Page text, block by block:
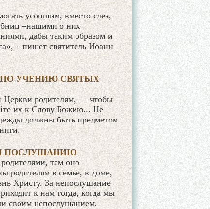
усопшим, вместо слез,
–нашими о них
дабы таким образом и
– пишет святитель Иоанн
УЧЕНИЮ СВЯТЫХ
Церкви родителям, — чтобы
их к Слову Божию... Не
должны быть предметом
ПОСЛУШАНИЮ
там оно
родителям в семье, в доме,
Христу. За непослушание
к нам тогда, когда мы
своим непослушанием.